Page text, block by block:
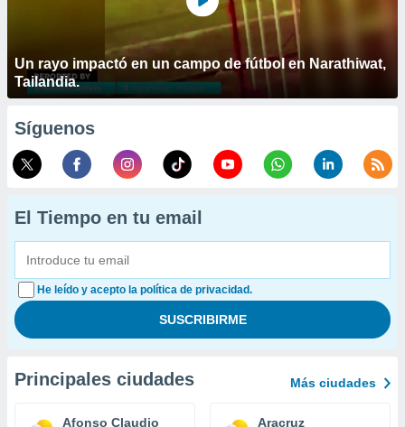
Un rayo impactó en un campo de fútbol en Narathiwat,
Tailandia.
Síguenos
El Tiempo en tu email
He leído y acepto la política de privacidad.
Principales ciudades Más ciudades
Afonso Claudio Aracruz